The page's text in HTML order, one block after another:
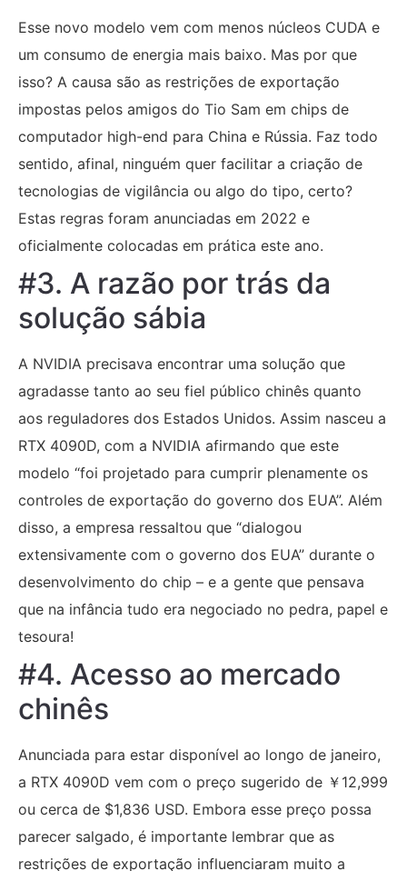
Esse novo modelo vem com menos núcleos CUDA e
um consumo de energia mais baixo. Mas por que
isso? A causa são as restrições de exportação
impostas pelos amigos do Tio Sam em chips de
computador high-end para China e Rússia. Faz todo
sentido, afinal, ninguém quer facilitar a criação de
tecnologias de vigilância ou algo do tipo, certo?
Estas regras foram anunciadas em 2022 e
oficialmente colocadas em prática este ano.
#3. A razão por trás da
solução sábia
A NVIDIA precisava encontrar uma solução que
agradasse tanto ao seu fiel público chinês quanto
aos reguladores dos Estados Unidos. Assim nasceu a
RTX 4090D, com a NVIDIA afirmando que este
modelo “foi projetado para cumprir plenamente os
controles de exportação do governo dos EUA”. Além
disso, a empresa ressaltou que “dialogou
extensivamente com o governo dos EUA” durante o
desenvolvimento do chip – e a gente que pensava
que na infância tudo era negociado no pedra, papel e
tesoura!
#4. Acesso ao mercado
chinês
Anunciada para estar disponível ao longo de janeiro,
a RTX 4090D vem com o preço sugerido de ￥12,999
ou cerca de $1,836 USD. Embora esse preço possa
parecer salgado, é importante lembrar que as
restrições de exportação influenciaram muito a